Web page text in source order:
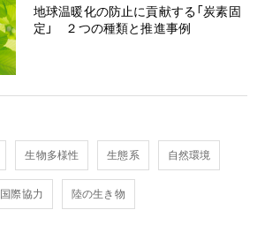
地球温暖化の防止に貢献する「炭素固
定」 ２つの種類と推進事例
生物多様性 生態系 自然環境
国際協力 陸の生き物